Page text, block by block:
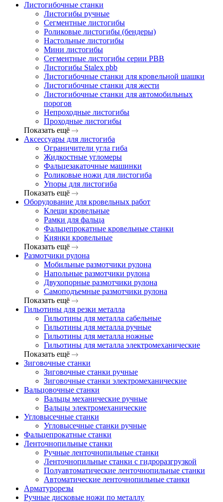
Листогибочные станки
Листогибы ручные
Сегментные листогибы
Роликовые листогибы (бендеры)
Настольные листогибы
Мини листогибы
Сегментные листогибы серии PBB
Листогибы Stalex pbb
Листогибочные станки для кровельной шашки
Листогибочные станки для жести
Листогибочные станки для автомобильных
порогов
Непроходные листогибы
Проходные листогибы
Показать ещё
Аксессуары для листогиба
Ограничители угла гиба
Жидкостные угломеры
Фальцезакаточные машинки
Роликовые ножи для листогиба
Упоры для листогиба
Показать ещё
Оборудование для кровельных работ
Клещи кровельные
Рамки для фальца
Фальцепрокатные кровельные станки
Киянки кровельные
Показать ещё
Размотчики рулона
Мобильные размотчики рулона
Напольные размотчики рулона
Двухопорные размотчики рулона
Самоподъемные размотчики рулона
Показать ещё
Гильотины для резки металла
Гильотины для металла сабельные
Гильотины для металла ручные
Гильотины для металла ножные
Гильотины для металла электромеханические
Показать ещё
Зиговочные станки
Зиговочные станки ручные
Зиговочные станки электромеханические
Вальцовочные станки
Вальцы механические ручные
Вальцы электромеханические
Угловысечные станки
Угловысечные станки ручные
Фальцепрокатные станки
Ленточнопильные станки
Ручные ленточнопильные станки
Ленточнопильные станки с гидроразгрузкой
Полуавтоматические ленточнопильные станки
Автоматические ленточнопильные станки
Арматурорезы
Ручные дисковые ножи по металлу